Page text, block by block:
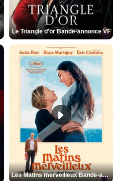
Le Triangle d'or Bande-annonce VF
Les Matins merveilleux Bande-annonce VF